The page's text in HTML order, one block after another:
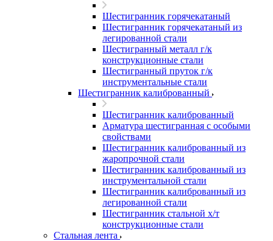
Шестигранник горячекатаный
Шестигранник горячекатаный из
легированной стали
Шестигранный металл г/к
конструкционные стали
Шестигранный пруток г/к
инструментальные стали
Шестигранник калиброванный
Шестигранник калиброванный
Арматура шестигранная с особыми
свойствами
Шестигранник калиброванный из
жаропрочной стали
Шестигранник калиброванный из
инструментальной стали
Шестигранник калиброванный из
легированной стали
Шестигранник стальной х/т
конструкционные стали
Стальная лента